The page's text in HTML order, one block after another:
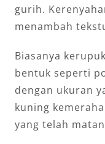
gurih.
menambah
Biasanya
bentuk seperti
dengan ukuran
kuning
yang telah